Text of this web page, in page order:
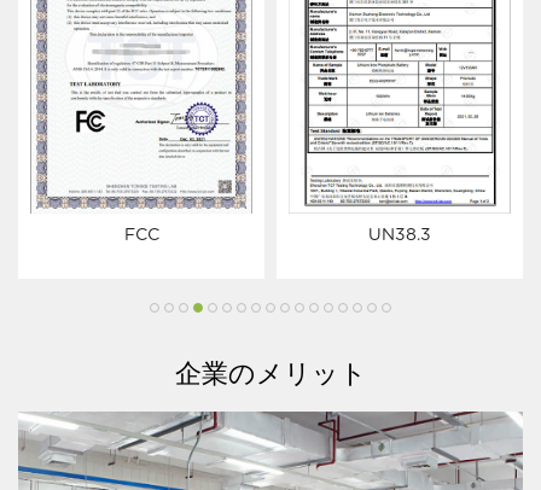
お電話ありがとうございました,ウィンウィンの旅を開
く！
FCC UN38.3
企業のメリット